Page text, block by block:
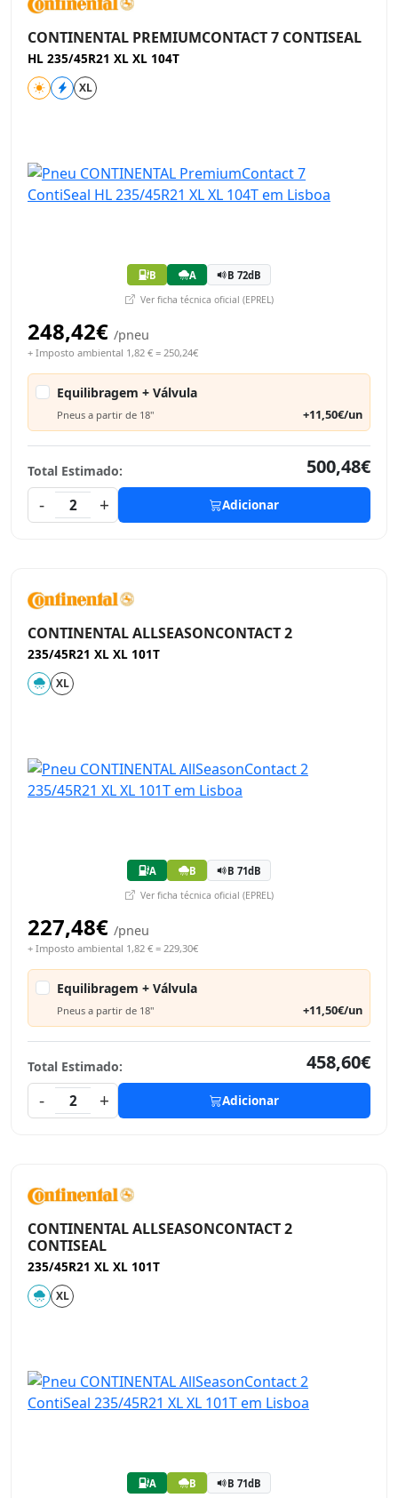
CONTINENTAL PREMIUMCONTACT 7 CONTISEAL
HL 235/45R21 XL XL 104T
XL
B A B 72dB
Ver ficha técnica oficial (EPREL)
248,42€ /pneu
+ Imposto ambiental 1,82 € = 250,24€
Equilibragem + Válvula
Pneus a partir de 18" +11,50€/un
Total Estimado:
500,48€
-
2 + Adicionar
CONTINENTAL ALLSEASONCONTACT 2
235/45R21 XL XL 101T
XL
A B B 71dB
Ver ficha técnica oficial (EPREL)
227,48€ /pneu
+ Imposto ambiental 1,82 € = 229,30€
Equilibragem + Válvula
Pneus a partir de 18" +11,50€/un
Total Estimado:
458,60€
-
2 + Adicionar
CONTINENTAL ALLSEASONCONTACT 2
CONTISEAL
235/45R21 XL XL 101T
XL
A B B 71dB